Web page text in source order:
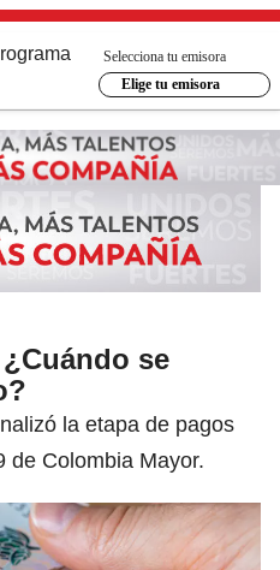
Selecciona tu emisora
Elige tu emisora
se
la etapa de pagos
de Colombia Mayor.